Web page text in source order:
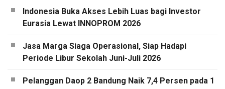
Indonesia Buka Akses Lebih Luas bagi Investor
Eurasia Lewat INNOPROM 2026
Jasa Marga Siaga Operasional, Siap Hadapi
Periode Libur Sekolah Juni-Juli 2026
Pelanggan Daop 2 Bandung Naik 7,4 Persen pada 1